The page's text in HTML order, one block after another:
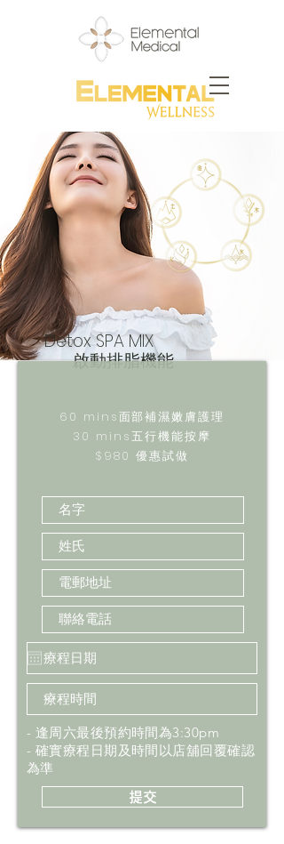
Detox SPA MIX
啟動排脂機能
60 mins面部補濕嫩膚護理
30 mins五行機能按摩
$980 優惠試做
- 逢周六最後預約時間為3:30pm
- 確實療程日期及時間以店舖回覆確認
為準
提交